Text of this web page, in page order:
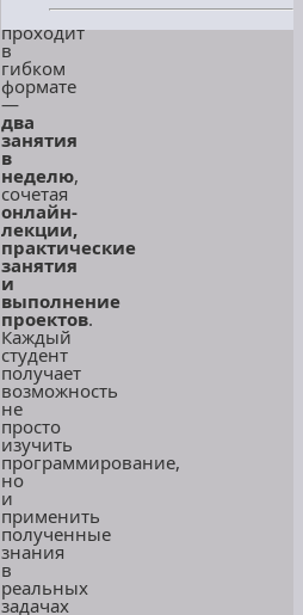
Обучение
проходит
в
гибком
формате
—
два
занятия
в
неделю,
сочетая
онлайн-
лекции,
практические
занятия
и
выполнение
проектов.
Каждый
студент
получает
возможность
не
просто
изучить
программирование,
но
и
применить
полученные
знания
в
реальных
задачах